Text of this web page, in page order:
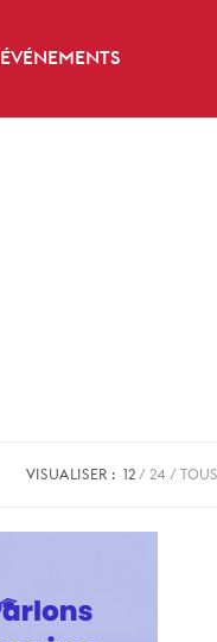
ÉVÉNEMENTS
VISUALISER : 12 24 TOUS